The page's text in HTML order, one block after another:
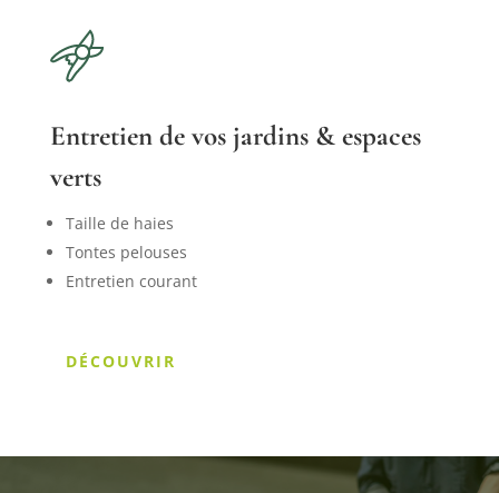
Entretien de vos jardins & espaces
verts
Taille de haies
Tontes pelouses
Entretien courant
DÉCOUVRIR